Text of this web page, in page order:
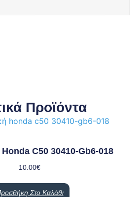
Προϊόντα
Honda C50 30410-Gb6-018
10.00€
Στο Καλάθι